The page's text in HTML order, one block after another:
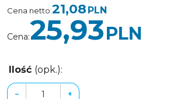
Cena netto:21,08 PLN
Cena:25,93PLN
Ilość (opk.):
− +